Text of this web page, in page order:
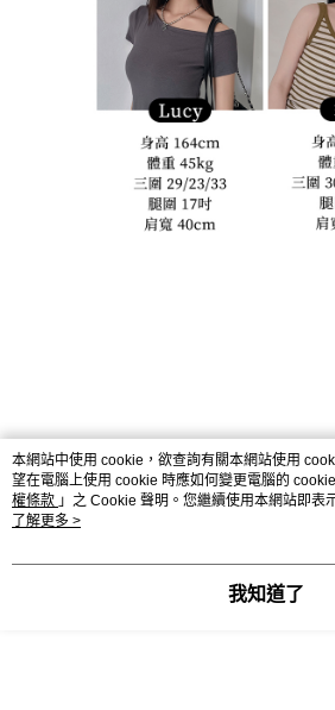
商品相關分類 (2)
◣ MY DEAR
◣ MY DEAR ｜ 韓貨ALL
本網站中使用 cookie，欲查詢有關本網站使用
望在電腦上使用 cookie 時應如何變更電腦的
權條款 」之 Cookie 聲明。您繼續使用本網站即表
用條款之 Cookie 聲明使用 cookie。
了解更多 >
我知道了